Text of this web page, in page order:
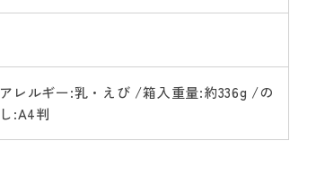
アレルギー:乳・えび /箱入重量:約336g /の
し:A4判